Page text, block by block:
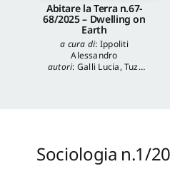
Abitare la Terra n.67-
68/2025 – Dwelling on
Earth
a cura di: Ippoliti
Alessandro
autori: Galli Lucia,Tuzi
Sociologia n.1/